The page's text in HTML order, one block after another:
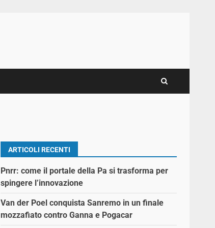
ARTICOLI RECENTI
Pnrr: come il portale della Pa si trasforma per
spingere l’innovazione
Van der Poel conquista Sanremo in un finale
mozzafiato contro Ganna e Pogacar